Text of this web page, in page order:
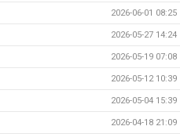
2026-06-01 08:25
2026-05-27 14:24
2026-05-19 07:08
2026-05-12 10:39
2026-05-04 15:39
2026-04-18 21:09